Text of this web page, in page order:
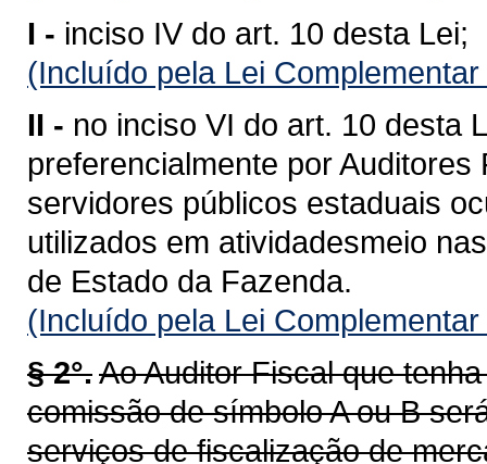
I - inciso IV do art. 10 desta Lei;
(Incluído pela Lei
II - no inciso VI do art. 10 desta
preferencialmente por
servidores públicos estaduais
utilizados em atividadesmeio
de Estado da Fazenda.
(Incluído pela Lei
§ 2°.Ao Auditor Fiscal que
comissão de símbolo A ou B
serviços de fiscalização de